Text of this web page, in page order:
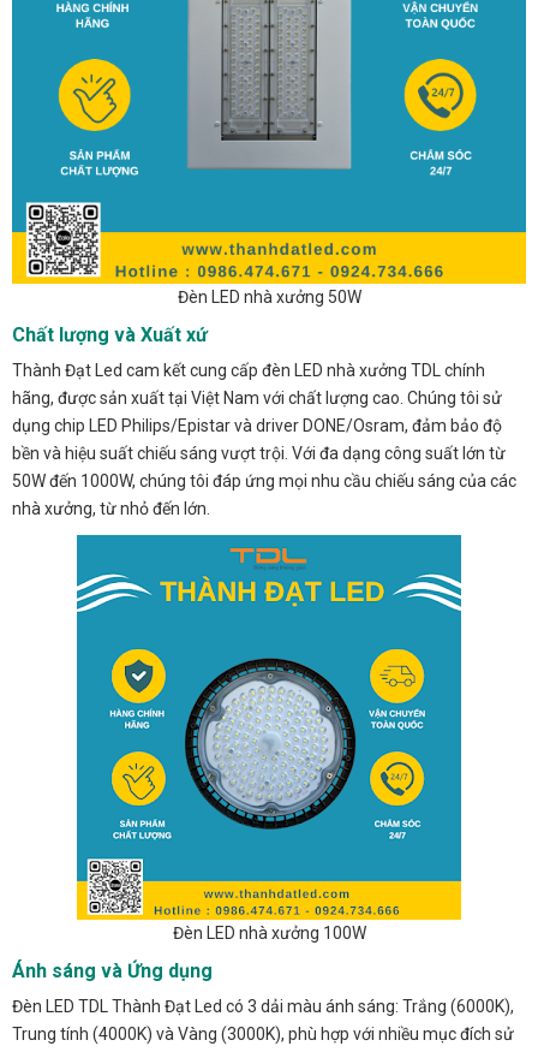
Đèn LED nhà xưởng 50W
Chất lượng và Xuất xứ
Thành Đạt Led cam kết cung cấp đèn LED nhà xưởng TDL chính
hãng, được sản xuất tại Việt Nam với chất lượng cao. Chúng tôi sử
dụng chip LED Philips/Epistar và driver DONE/Osram, đảm bảo độ
bền và hiệu suất chiếu sáng vượt trội. Với đa dạng công suất lớn từ
50W đến 1000W, chúng tôi đáp ứng mọi nhu cầu chiếu sáng của các
nhà xưởng, từ nhỏ đến lớn.
Đèn LED nhà xưởng 100W
Ánh sáng và Ứng dụng
Đèn LED TDL Thành Đạt Led có 3 dải màu ánh sáng: Trắng (6000K),
Trung tính (4000K) và Vàng (3000K), phù hợp với nhiều mục đích sử